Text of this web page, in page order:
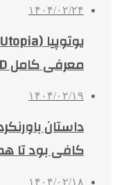
۱۴۰۴/۰۲/۲۴
معرفی کامل UUSD + آموزش خرید از مهران بیت
۱۴۰۴/۰۲/۱۹
داستان
کافی بود تا
۱۴۰۴/۰۲/۱۸